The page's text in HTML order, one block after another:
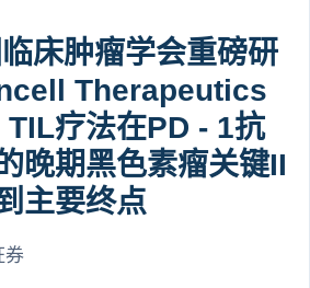
床肿瘤学会重磅研
Therapeutics
疗法在PD - 1抗
晚期黑色素瘤关键II
主要终点
券